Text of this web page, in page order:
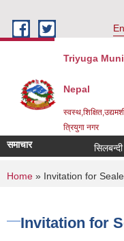
Triyuga
Nepal
त्रियुगा नगर
समाचार सिलबन्दी
You are here
Home » Invitation for
Invitation for